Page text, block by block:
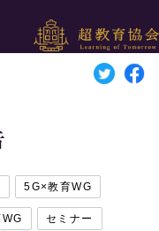
5G×教育WG
セミナー